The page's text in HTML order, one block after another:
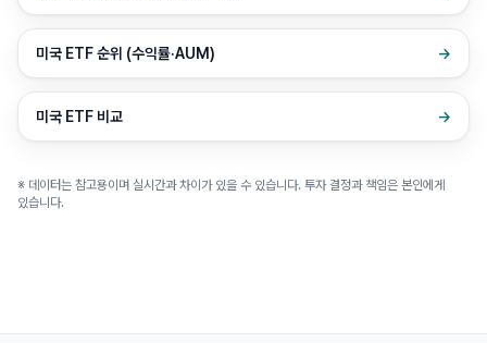
미국 ETF 순위 (수익률·AUM) →
미국 ETF 비교 →
※ 데이터는 참고용이며 실시간과 차이가 있을 수 있습니다. 투자 결정과 책임은 본인에게
있습니다.